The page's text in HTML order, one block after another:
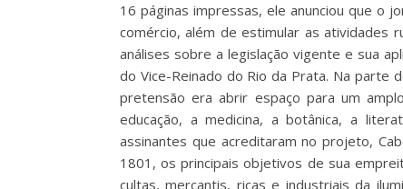
16 páginas impressas, ele anunciou que o
comércio, além de estimular as atividades
análises sobre a legislação vigente e sua
do Vice-Reinado do Rio da Prata. Na parte
pretensão era abrir espaço para um
educação, a medicina, a botânica, a
assinantes que acreditaram no projeto,
1801, os principais objetivos de sua
cultas, mercantis, ricas e industriais da